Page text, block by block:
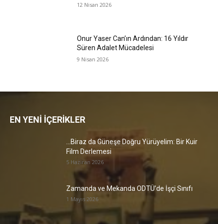
12 Nisan 2026
Onur Yaser Can’ın Ardından: 16 Yıldır
Süren Adalet Mücadelesi
9 Nisan 2026
EN YENİ İÇERİKLER
…Biraz da Güneşe Doğru Yürüyelim: Bir Kuir
Film Derlemesi
5 Haziran 2026
Zamanda ve Mekanda ODTÜ’de İşçi Sınıfı
1 Mayıs 2026